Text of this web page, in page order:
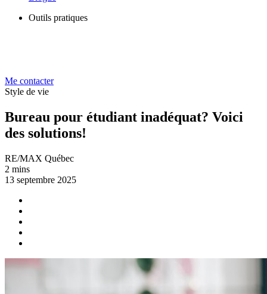
Outils pratiques
Me contacter
Style de vie
Bureau pour étudiant inadéquat? Voici
des solutions!
RE/MAX Québec
2 mins
13 septembre 2025